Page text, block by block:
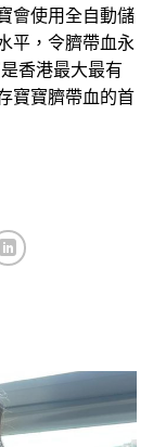
會使用全自動儲
平，令臍帶血永
香港最大最有
寶寶臍帶血的首